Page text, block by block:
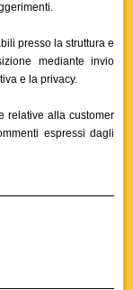
presso la struttura e
mediante invio
e la privacy.
relative alla customer
espressi dagli